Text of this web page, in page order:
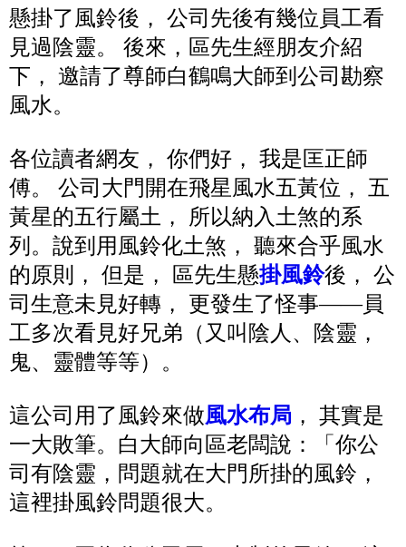
懸掛了風鈴後， 公司先後有幾位員工看
見過陰靈。 後來，區先生經朋友介紹
下， 邀請了尊師白鶴鳴大師到公司勘察
風水。
各位讀者網友， 你們好， 我是匡正師
傅。 公司大門開在飛星風水五黃位， 五
黃星的五行屬土， 所以納入土煞的系
列。說到用風鈴化土煞， 聽來合乎風水
的原則， 但是， 區先生懸掛風鈴後， 公
司生意未見好轉， 更發生了怪事——員
工多次看見好兄弟（又叫陰人、陰靈，
鬼、靈體等等）。
這公司用了風鈴來做風水布局 ， 其實是
一大敗筆。白大師向區老闆說：「你公
司有陰靈，問題就在大門所掛的風鈴，
這裡掛風鈴問題很大。